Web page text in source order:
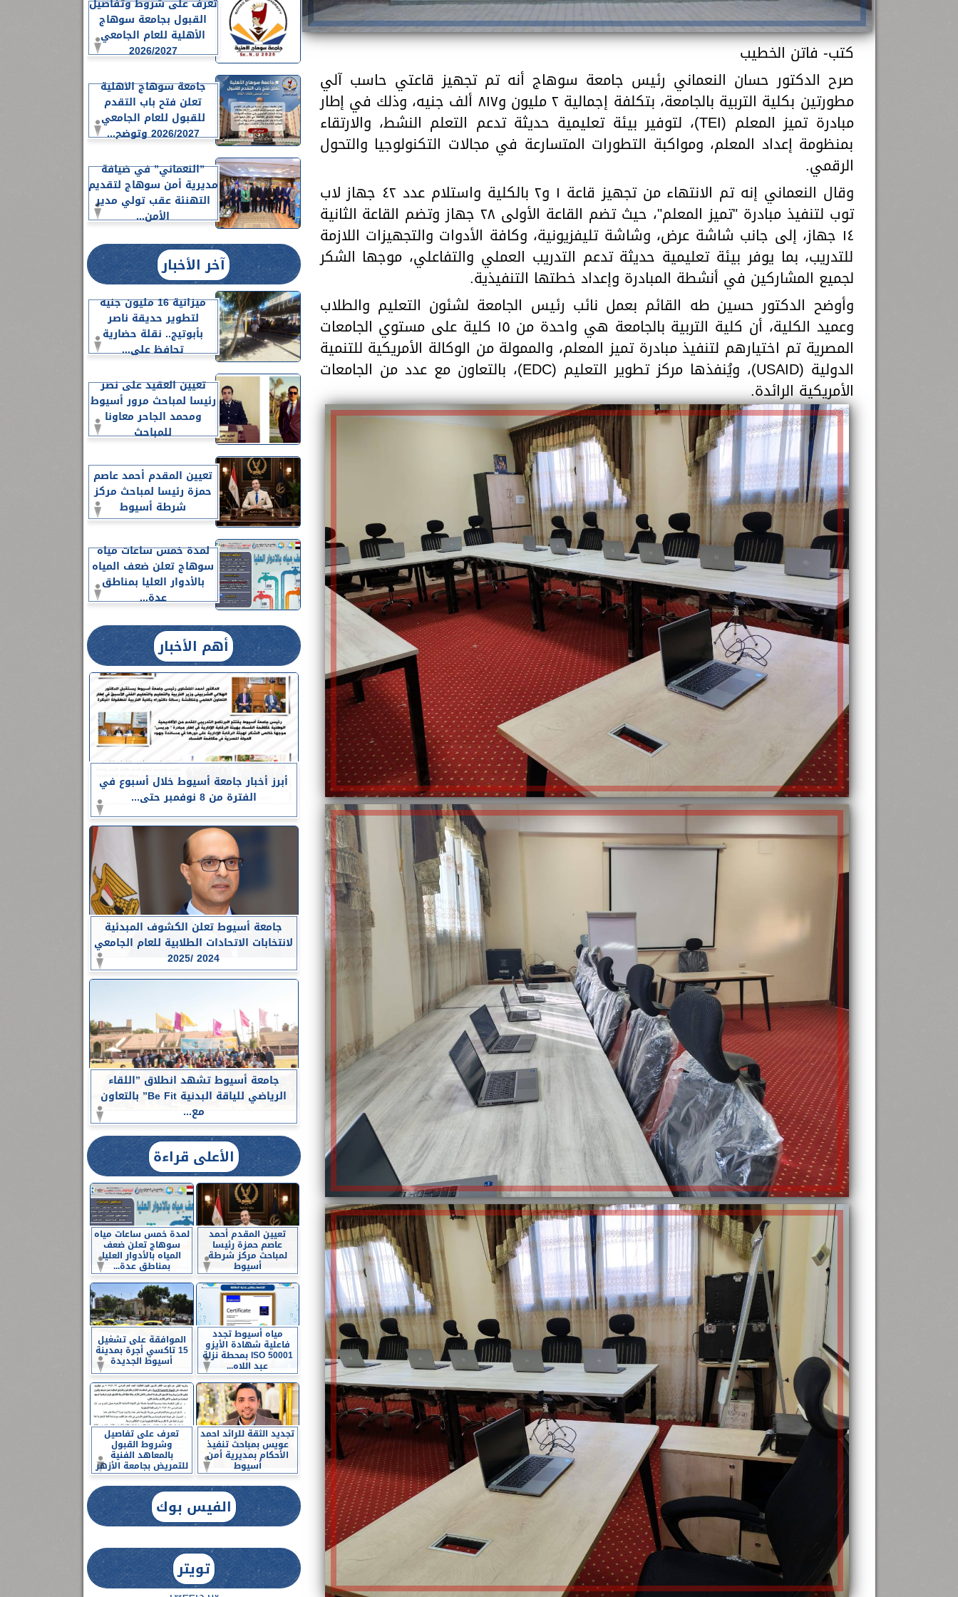
كتب- فاتن الخطيب
صرح الدكتور حسان النعماني رئيس جامعة سوهاج أنه تم تجهيز قاعتي حاسب آلي
مطورتين بكلية التربية بالجامعة، بتكلفة إجمالية ٢ مليون و٨١٧ ألف جنيه، وذلك في إطار
مبادرة تميز المعلم (TEI)، لتوفير بيئة تعليمية حديثة تدعم التعلم النشط، والارتقاء
بمنظومة إعداد المعلم، ومواكبة التطورات المتسارعة في مجالات التكنولوجيا والتحول
الرقمي.
وقال النعماني إنه تم الانتهاء من تجهيز قاعة ١ و٢ بالكلية واستلام عدد ٤٢ جهاز لاب
توب لتنفيذ مبادرة "تميز المعلم"، حيث تضم القاعة الأولى ٢٨ جهاز وتضم القاعة الثانية
١٤ جهاز، إلى جانب شاشة عرض، وشاشة تليفزيونية، وكافة الأدوات والتجهيزات اللازمة
للتدريب، بما يوفر بيئة تعليمية حديثة تدعم التدريب العملي والتفاعلي، موجها الشكر
لجميع المشاركين في أنشطة المبادرة وإعداد خطتها التنفيذية.
وأوضح الدكتور حسين طه القائم بعمل نائب رئيس الجامعة لشئون التعليم والطلاب
وعميد الكلية، أن كلية التربية بالجامعة هي واحدة من ١٥ كلية على مستوي الجامعات
المصرية تم اختيارهم لتنفيذ مبادرة تميز المعلم، والممولة من الوكالة الأمريكية للتنمية
الدولية (USAID)، ويُنفذها مركز تطوير التعليم (EDC)، بالتعاون مع عدد من الجامعات
الأمريكية الرائدة.
تعرف على شروط وتفاصيل
القبول بجامعة سوهاج
الأهلية للعام الجامعي
2026/2027
جامعة سوهاج الأهلية
تعلن فتح باب التقدم
للقبول للعام الجامعي
2026/2027 وتوضح...
”النعماني” في ضيافة
مديرية أمن سوهاج لتقديم
التهنئة عقب تولي مدير
الأمن...
آخر الأخبار
ميزانية 16 مليون جنيه
لتطوير حديقة ناصر
بأبوتيج.. نقلة حضارية
تحافظ على...
تعيين العقيد على نصر
رئيسا لمباحث مرور أسيوط
ومحمد الجاحر معاونا
للمباحث
تعيين المقدم أحمد عاصم
حمزة رئيسا لمباحث مركز
شرطة أسيوط
لمدة خمس ساعات مياه
سوهاج تعلن ضعف المياه
بالأدوار العليا بمناطق
عدة...
أهم الأخبار
أبرز أخبار جامعة أسيوط خلال أسبوع في
الفترة من 8 نوفمبر حتى...
جامعة أسيوط تعلن الكشوف المبدئية
لانتخابات الاتحادات الطلابية للعام الجامعي
2024 /2025
جامعة أسيوط تشهد انطلاق ”اللقاء
الرياضي للياقة البدنية Be Fit” بالتعاون
مع...
الأعلى قراءة
تعيين المقدم أحمد
عاصم حمزة رئيسا
لمباحث مركز شرطة
أسيوط
لمدة خمس ساعات مياه
سوهاج تعلن ضعف
المياه بالأدوار العليا
بمناطق عدة...
مياه أسيوط تجدد
فاعلية شهادة الأيزو
ISO 50001 بمحطة نزلة
عبد اللاه...
الموافقة على تشغيل
15 تاكسي أجرة بمدينة
أسيوط الجديدة
تجديد الثقة للرائد احمد
عويس بمباحث تنفيذ
الأحكام بمديرية أمن
أسيوط
تعرف على تفاصيل
وشروط القبول
بالمعاهد الفنية
للتمريض بجامعة الأزهر
الفيس بوك
تويتر